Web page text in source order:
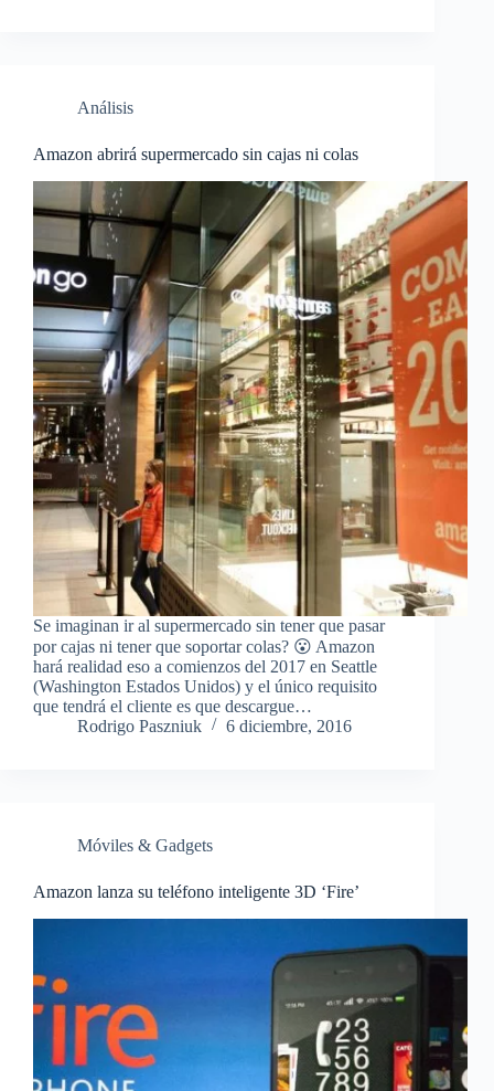
Análisis
Amazon abrirá supermercado sin cajas ni colas
Se imaginan ir al supermercado sin tener que pasar
por cajas ni tener que soportar colas? 😮 Amazon
hará realidad eso a comienzos del 2017 en Seattle
(Washington Estados Unidos) y el único requisito
que tendrá el cliente es que descargue…
Rodrigo Paszniuk
6 diciembre, 2016
Móviles & Gadgets
Amazon lanza su teléfono inteligente 3D ‘Fire’